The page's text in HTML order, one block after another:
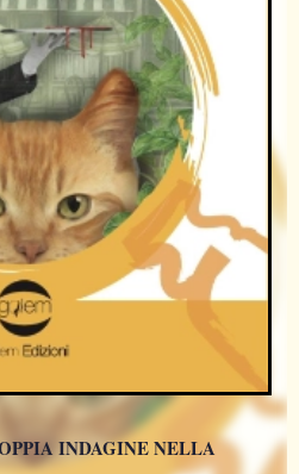
INDAGINE NELLA